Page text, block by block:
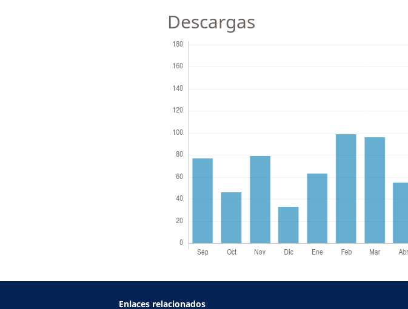
Descargas
Enlaces relacionados